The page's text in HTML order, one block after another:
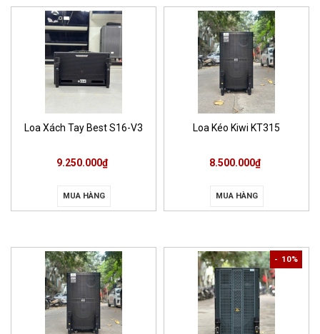
Loa Xách Tay Best S16-V3
9.250.000₫
MUA HÀNG
Loa Kéo Kiwi KT315
8.500.000₫
MUA HÀNG
- 10%